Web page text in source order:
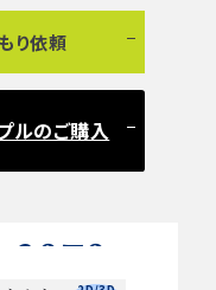
り依頼
ルのご購入